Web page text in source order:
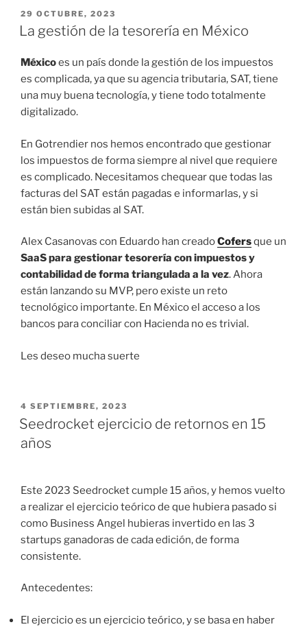
PUBLICADO
EL
29 OCTUBRE, 2023
La gestión de la tesorería en México
Méxicoes un país donde la gestión de los impuestos
es complicada, ya que su agencia tributaria, SAT, tiene
una muy buena tecnología, y tiene todo totalmente
digitalizado.
En Gotrendier nos hemos encontrado que gestionar
los impuestos de forma siempre al nivel que requiere
es complicado. Necesitamos chequear que todas las
facturas del SAT están pagadas e informarlas, y si
están bien subidas al SAT.
Alex Casanovas con Eduardo han creadoCofersque un
SaaS para gestionar tesorería con impuestos y
contabilidad de forma triangulada a la vez. Ahora
están lanzando su MVP, pero existe un reto
tecnológico importante. En México el acceso a los
bancos para conciliar con Hacienda no es trivial.
Les deseo mucha suerte
PUBLICADO
EL
4 SEPTIEMBRE, 2023
Seedrocket ejercicio de retornos en 15
años
Este 2023 Seedrocket cumple 15 años, y hemos vuelto
a realizar el ejercicio teórico de que hubiera pasado si
como Business Angel hubieras invertido en las 3
startups ganadoras de cada edición, de forma
consistente.
Antecedentes:
El ejercicio es un ejercicio teórico, y se basa en haber